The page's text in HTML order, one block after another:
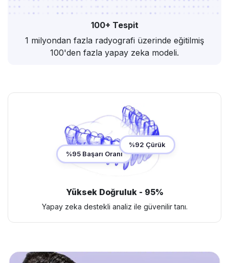
100+ Tespit
1 milyondan fazla radyografi üzerinde eğitilmiş
100'den fazla yapay zeka modeli.
%95 Başarı Oranı
%92 Çürük
Yüksek Doğruluk - 95%
Yapay zeka destekli analiz ile güvenilir tanı.